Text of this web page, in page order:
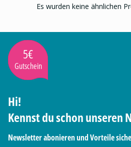
Es wurden keine ähnlichen
5€
Gutschein
Hi!
Kennst du schon unseren
Newsletter abonieren und Vorteile